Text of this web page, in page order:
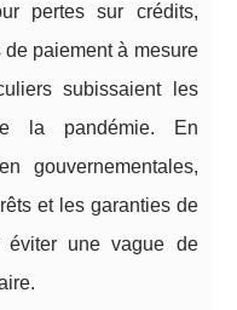
pertes sur crédits,
paiement à mesure
subissaient les
la pandémie. En
gouvernementales,
et les garanties de
éviter une vague de